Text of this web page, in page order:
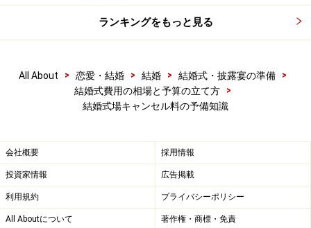
ランキングをもっと見る
All About > 恋愛・結婚 > 結婚 > 結婚式・披露宴の準備
>
結婚式費用の相場と予算の立て方
>
結婚式場キャンセル料の予備知識
会社概要 採用情報
投資家情報 広告掲載
利用規約 プライバシーポリシー
All Aboutについて 著作権・商標・免責